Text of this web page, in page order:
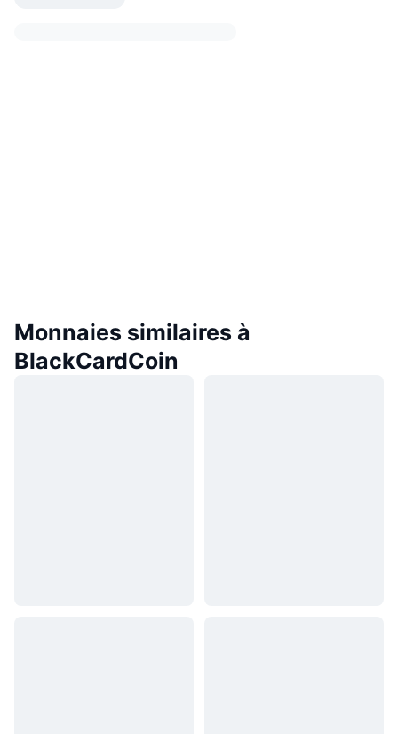
Monnaies similaires à
BlackCardCoin